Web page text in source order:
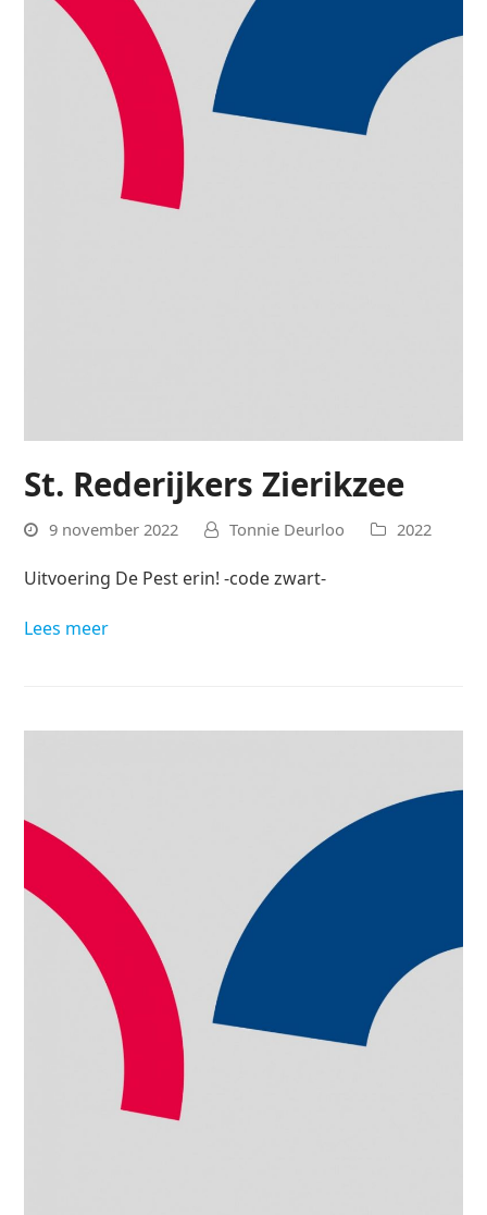
St. Rederijkers Zierikzee
9 november 2022 Tonnie Deurloo 2022
Uitvoering De Pest erin! -code zwart-
Lees meer